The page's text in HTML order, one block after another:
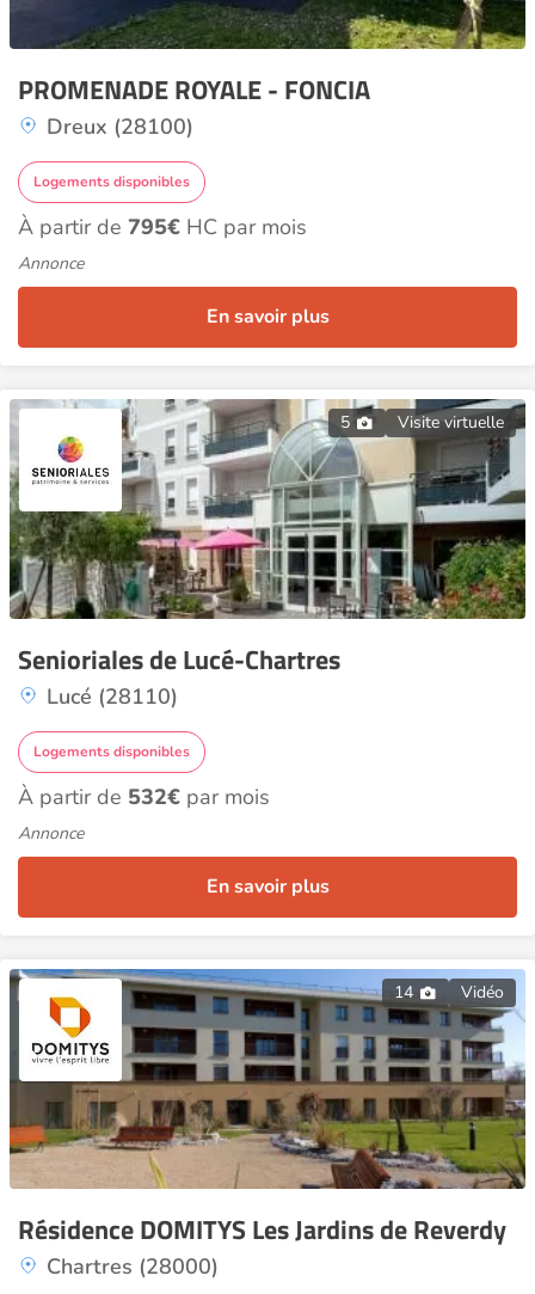
PROMENADE ROYALE - FONCIA
Dreux (28100)
Logements disponibles
À partir de 795€ HC par mois
Annonce
En savoir plus
5 Visite virtuelle
Senioriales de Lucé-Chartres
Lucé (28110)
Logements disponibles
À partir de 532€ par mois
Annonce
En savoir plus
14 Vidéo
Résidence DOMITYS Les Jardins de Reverdy
Chartres (28000)